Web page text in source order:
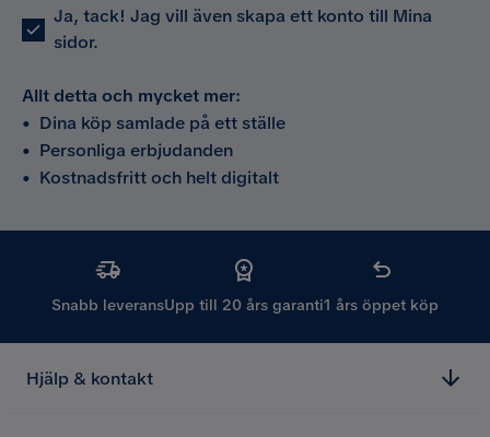
Ja, tack! Jag vill även skapa ett konto till Mina
sidor.
Allt detta och mycket mer:
• Dina köp samlade på ett ställe
• Personliga erbjudanden
• Kostnadsfritt och helt digitalt
Snabb leveransUpp till 20 års garanti1 års öppet köp
Hjälp & kontakt